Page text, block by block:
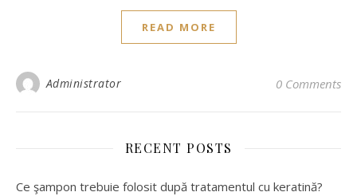
READ MORE
Administrator 0 Comments
RECENT POSTS
Ce şampon trebuie folosit după tratamentul cu keratină?